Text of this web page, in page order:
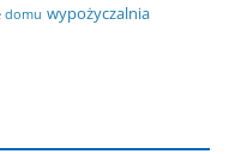
domu wypożyczalnia